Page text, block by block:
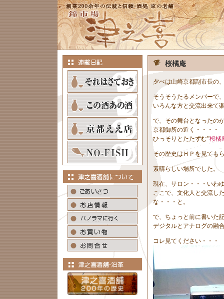
桜橘庵
夕べは山崎京都副市長の
そうそうたるメンバーで
いろんな方と交流出来て
で、その舞台となったの
京都御所の近く・・・・
ひっそりとたたずむ”桜橘
その歴史はＨＰを見ても
素晴らしい場所でした。
現在、サロン・・・いわ
ここで、文化人と交流し
な・・・と。
で、ちょっと前に書いた
デジタルとアナログの融
コレ見てください・・・